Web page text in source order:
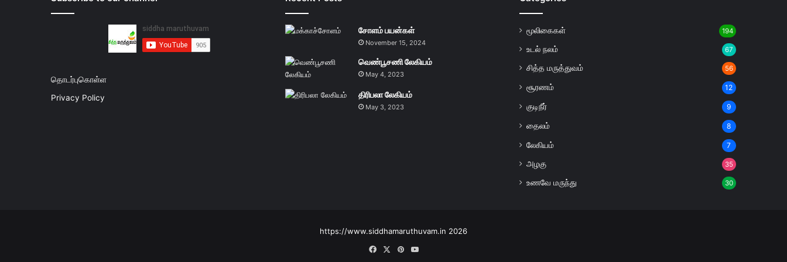
தொடர்புகொள்ள
Privacy Policy
சோளம் பயன்கள்
November 15, 2024
வெண்பூசணி லேகியம்
May 4, 2023
திரிபலா லேகியம்
May 3, 2023
மூலிகைகள் 194
உடல் நலம் 67
சித்த மருத்துவம் 56
சூரணம் 12
குடிநீர் 9
தைலம் 8
லேகியம் 7
அழகு 35
உணவே மருந்து 30
https://www.siddhamaruthuvam.in 2026
FacebookPinterestYouTube